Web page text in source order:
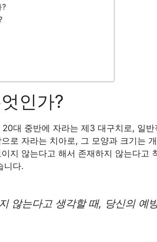
?
인가?
대 중반에 자라는 제3 대구치로, 일
로 자라는 치아로, 그 모양과 크기는
지 않는다고 해서 존재하지 않는다고
니다.
않는다고 생각할 때, 당신의 예